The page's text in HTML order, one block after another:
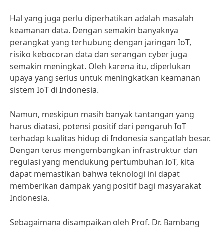
Hal yang juga perlu diperhatikan adalah masalah
keamanan data. Dengan semakin banyaknya
perangkat yang terhubung dengan jaringan IoT,
risiko kebocoran data dan serangan cyber juga
semakin meningkat. Oleh karena itu, diperlukan
upaya yang serius untuk meningkatkan keamanan
sistem IoT di Indonesia.
Namun, meskipun masih banyak tantangan yang
harus diatasi, potensi positif dari pengaruh IoT
terhadap kualitas hidup di Indonesia sangatlah besar.
Dengan terus mengembangkan infrastruktur dan
regulasi yang mendukung pertumbuhan IoT, kita
dapat memastikan bahwa teknologi ini dapat
memberikan dampak yang positif bagi masyarakat
Indonesia.
Sebagaimana disampaikan oleh Prof. Dr. Bambang